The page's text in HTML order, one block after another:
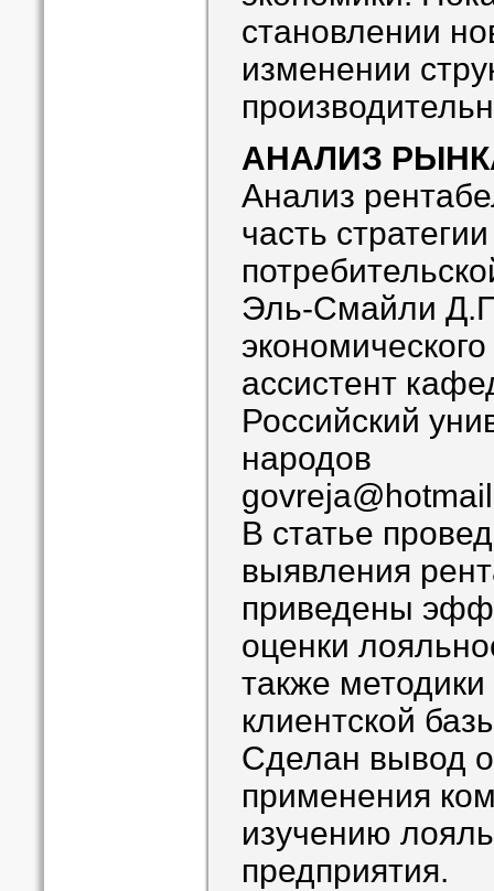
становлении
изменении
АНАЛИЗ
Анализ
часть
Эль-Смайли
ассистент
Российский
народов
В статье
выявления
приведены
оценки
также
клиентской
Сделан вывод
применения
изучению
предприятия.